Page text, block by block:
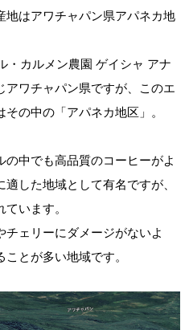
地はアワチャパン県アパネカ地
・カルメン農園 ゲイシャ アナ
ワチャパン県ですが、このエ
の中の「アパネカ地区」。
中でも高品質のコーヒーがよ
した地域として有名ですが、
います。
ェリーにダメージがないよ
とが多い地域です。